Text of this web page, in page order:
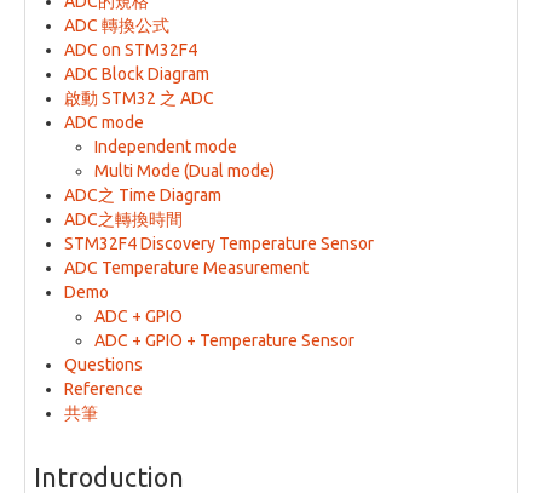
刪除本頁
登入 / 註冊帳號
ADC 轉換公式
ADC on STM32F4
ADC Block Diagram
啟動 STM32 之 ADC
ADC mode
Independent mode
Multi Mode (Dual mode)
ADC之 Time Diagram
ADC之轉換時間
STM32F4 Discovery Temperature Sensor
ADC Temperature Measurement
Demo
ADC + GPIO
ADC + GPIO + Temperature Sensor
Questions
Reference
共筆
Introduction